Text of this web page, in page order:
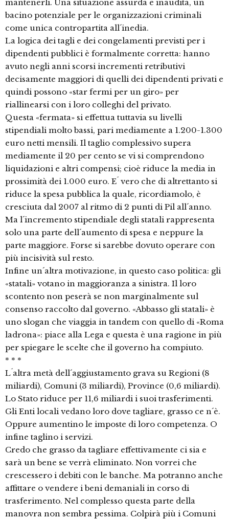
mantenerli. Una situazione assurda e inaudita, un
bacino potenziale per le organizzazioni criminali
come unica contropartita all´inedia.
La logica dei tagli e dei congelamenti previsti per i
dipendenti pubblici è formalmente corretta: hanno
avuto negli anni scorsi incrementi retributivi
decisamente maggiori di quelli dei dipendenti privati e
quindi possono «star fermi per un giro» per
riallinearsi con i loro colleghi del privato.
Questa «fermata» si effettua tuttavia su livelli
stipendiali molto bassi, pari mediamente a 1.200-1.300
euro netti mensili. Il taglio complessivo supera
mediamente il 20 per cento se vi si comprendono
liquidazioni e altri compensi; cioè riduce la media in
prossimità dei 1.000 euro. E´ vero che di altrettanto si
riduce la spesa pubblica la quale, ricordiamolo, è
cresciuta dal 2007 al ritmo di 2 punti di Pil all´anno.
Ma l´incremento stipendiale degli statali rappresenta
solo una parte dell´aumento di spesa e neppure la
parte maggiore. Forse si sarebbe dovuto operare con
più incisività sul resto.
Infine un´altra motivazione, in questo caso politica: gli
«statali» votano in maggioranza a sinistra. Il loro
scontento non peserà se non marginalmente sul
consenso raccolto dal governo. «Abbasso gli statali» è
uno slogan che viaggia in tandem con quello di «Roma
ladrona»: piace alla Lega e questa è una ragione in più
per spiegare le scelte che il governo ha compiuto.
* * *
L´altra metà dell´aggiustamento grava su Regioni (8
miliardi), Comuni (3 miliardi), Province (0,6 miliardi).
Lo Stato riduce per 11,6 miliardi i suoi trasferimenti.
Gli Enti locali vedano loro dove tagliare, grasso ce n´è.
Oppure aumentino le imposte di loro competenza. O
infine taglino i servizi.
Credo che grasso da tagliare effettivamente ci sia e
sarà un bene se verrà eliminato. Non vorrei che
crescessero i debiti con le banche. Ma potranno anche
affittare o vendere i beni demaniali in corso di
trasferimento. Nel complesso questa parte della
manovra non sembra pessima. Colpirà più i Comuni